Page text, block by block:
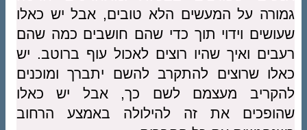
גמורה על המעשים הלא טובים, אבל יש כאלו
שעושים וידוי תוך כדי שהם חושבים כמה שהם
רעבים ואיך שהיו רוצים לאכול עוף ברוטב. יש
כאלו שרוצים להתקרב להשם יתברך ומוכנים
להקריב מעצמם לשם כך, אבל יש כאלו
שהופכים את זה להילולה באמצע הרחוב